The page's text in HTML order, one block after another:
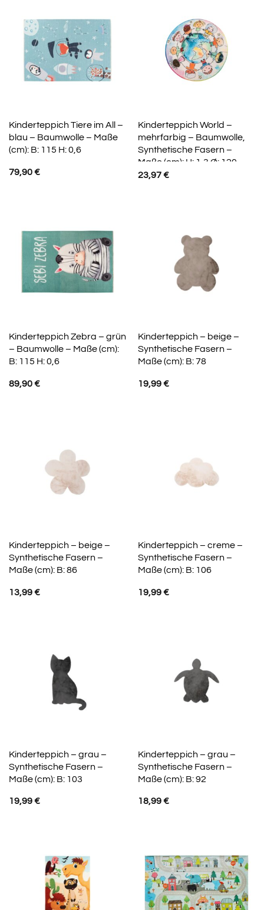
Kinderteppich Tiere im All –
blau – Baumwolle – Maße
(cm): B: 115 H: 0,6
79,90€
Kinderteppich World –
mehrfarbig – Baumwolle,
Synthetische Fasern –
Maße (cm): H: 1,3 Ø: 120
23,97€
Kinderteppich Zebra – grün
– Baumwolle – Maße (cm):
B: 115 H: 0,6
89,90€
Kinderteppich – beige –
Synthetische Fasern –
Maße (cm): B: 78
19,99€
Kinderteppich – beige –
Synthetische Fasern –
Maße (cm): B: 86
13,99€
Kinderteppich – creme –
Synthetische Fasern –
Maße (cm): B: 106
19,99€
Kinderteppich – grau –
Synthetische Fasern –
Maße (cm): B: 103
19,99€
Kinderteppich – grau –
Synthetische Fasern –
Maße (cm): B: 92
18,99€